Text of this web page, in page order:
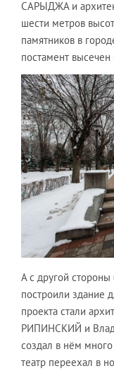
САРЫДЖА и
шести метров
памятников в
постамент высечен
А с другой
построили здание
проекта стали
РИПИНСКИЙ и
создал в нём
театр переехал в